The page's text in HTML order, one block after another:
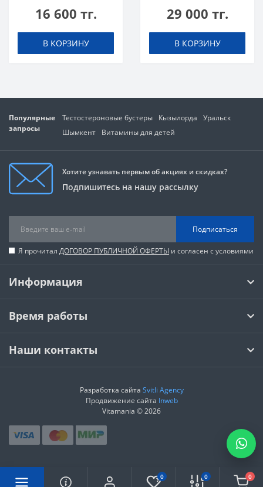
0 0 0
16 600 тг.
В КОРЗИНУ
Мороженое
29 000 тг.
В КОРЗИНУ
Популярные
запросы
Тестостероновые бустеры Кызылорда
Уральск
Шымкент
Витамины для детей
Хотите узнавать первым об акциях и скидках?
Подпишитесь на нашу рассылку
Подписаться
Я прочитал ДОГОВОР ПУБЛИЧНОЙ ОФЕРТЫ и согласен с условиями
Информация
Время работы
Наши контакты
Разработка сайта Svitli Agency
Продвижение сайта Inweb
Vitamania © 2026